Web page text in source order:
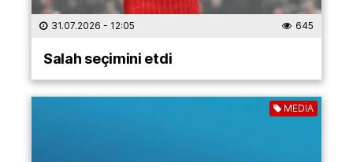
31.07.2026 - 12:05 645
Salah seçimini etdi
MEDİA